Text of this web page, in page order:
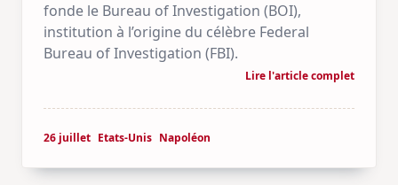
fonde le Bureau of Investigation (BOI),
institution à l’origine du célèbre Federal
Bureau of Investigation (FBI).
Lire l'article complet
26 juillet Etats-Unis Napoléon